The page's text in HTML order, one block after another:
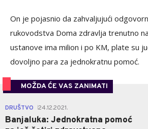
On je pojasnio da zahvaljujući
rukovodstva Doma zdravlja trenutno
ustanove ima milion i po KM, plate su
dovoljno para za jednokratnu pomoć.
MOŽDA ĆE VAS ZANIMATI
DRUŠTVO 24.12.2021.
Banjaluka: Jednokratna pomoć